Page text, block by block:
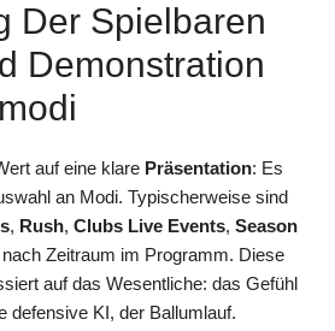
Der Spielbaren
Demonstration
auf eine klare Präsentation: Es
an Modi. Typischerweise sind
, Rush, Clubs Live Events, Season
nach Zeitraum im Programm. Diese
auf das Wesentliche: das Gefühl
defensive KI, der Ballumlauf.